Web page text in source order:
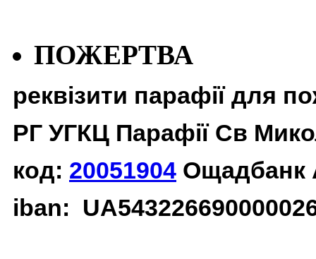
ПОЖЕРТВА
реквізити парафії для
РГ УГКЦ Парафії Св
код: 20051904 Ощадбанк
iban: